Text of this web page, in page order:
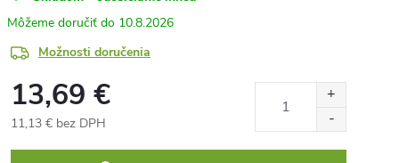
10.8.2026
Možnosti doručenia
13,69 €
11,13 € bez DPH